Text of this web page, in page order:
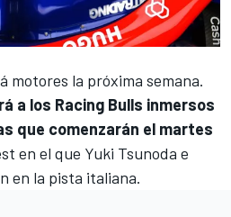
motores la próxima semana.
a los Racing Bulls inmersos
que comenzarán el martes
en el que Yuki Tsunoda e
en la pista italiana.